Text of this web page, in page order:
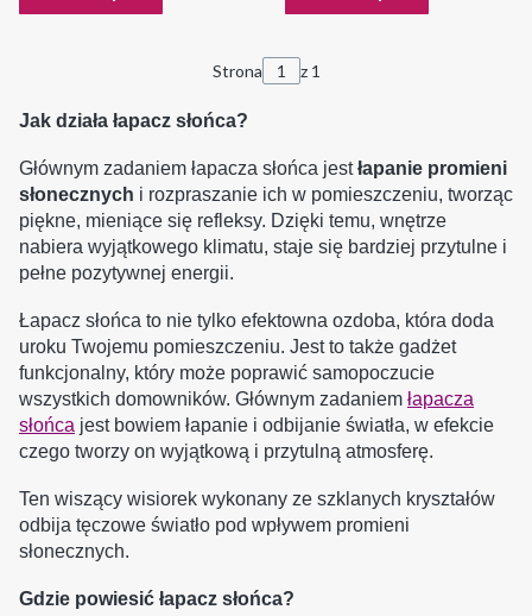
Strona z 1
Jak działa łapacz słońca?
Głównym zadaniem łapacza słońca jestłapanie promieni
słonecznych i rozpraszanie ich w pomieszczeniu, tworząc
piękne, mieniące się refleksy. Dzięki temu, wnętrze
nabiera wyjątkowego klimatu, staje się bardziej przytulne i
pełne pozytywnej energii.
Łapacz słońca to nie tylko efektowna ozdoba, która doda
uroku Twojemu pomieszczeniu. Jest to także gadżet
funkcjonalny, który może poprawić samopoczucie
wszystkich domowników. Głównym zadaniem łapacza
słońca jest bowiem łapanie i odbijanie światła, w efekcie
czego tworzy on wyjątkową i przytulną atmosferę.
Ten wiszący wisiorek wykonany ze szklanych kryształów
odbija tęczowe światło pod wpływem promieni
słonecznych.
Gdzie powiesić łapacz słońca?